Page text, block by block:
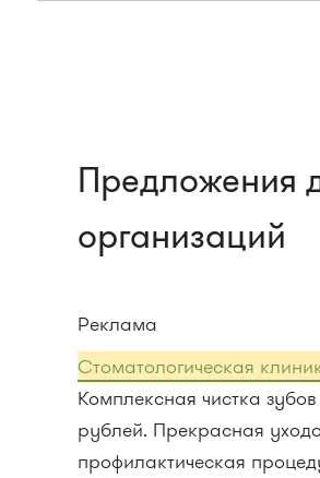
Предложения
организаций
Реклама
Стоматологическая
Комплексная чистка
рублей. Прекрасная
профилактическая